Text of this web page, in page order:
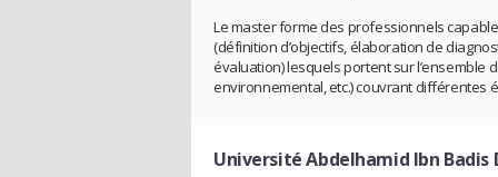
Le master forme des professionnels
(définition d’objectifs, élaboration de
évaluation) lesquels portent sur l’ensemble
environnemental, etc.) couvrant différentes
Université Abdelhamid Ibn